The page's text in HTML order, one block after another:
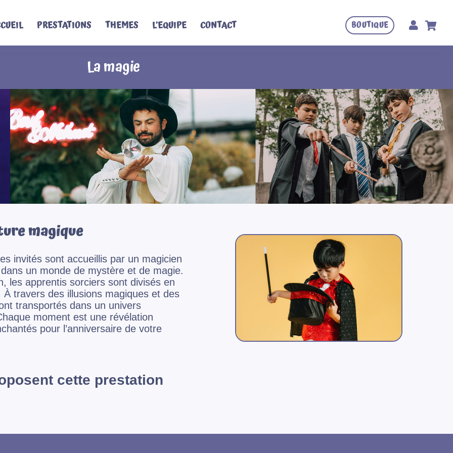
PRESTATIONS THEMES L’EQUIPE CONTACT BOUTIQUE
La magie
magique
invités sont accueillis par un magicien
un monde de mystère et de magie.
les apprentis sorciers sont divisés en
travers des illusions magiques et des
transportés dans un univers
moment est une révélation
pour l’anniversaire de votre
cette prestation